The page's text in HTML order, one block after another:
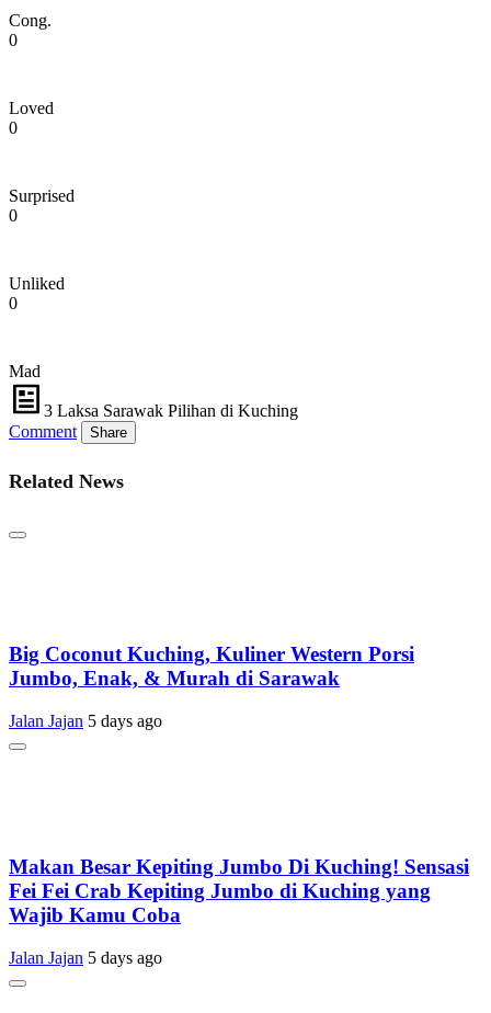
Cong.
0
Loved
0
Surprised
0
Unliked
0
Mad
3 Laksa Sarawak Pilihan di Kuching
Comment
Share
Related News
Big Coconut Kuching, Kuliner Western Porsi
Jumbo, Enak, & Murah di Sarawak
Jalan Jajan 5 days ago
Makan Besar Kepiting Jumbo Di Kuching! Sensasi
Fei Fei Crab Kepiting Jumbo di Kuching yang
Wajib Kamu Coba
Jalan Jajan 5 days ago